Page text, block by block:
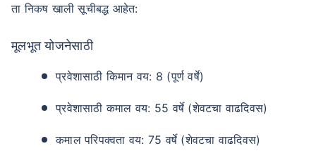
ता निकष खाली सूचीबद्ध आहेत:
मूलभूत योजनेसाठी
प्रवेशासाठी किमान वय: 8 (पूर्ण वर्षे)
प्रवेशासाठी कमाल वय: 55 वर्षे (शेवटचा वाढदिवस)
कमाल परिपक्वता वय: 75 वर्षे (शेवटचा वाढदिवस)